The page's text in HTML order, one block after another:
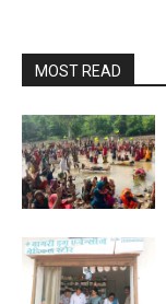
MOST READ